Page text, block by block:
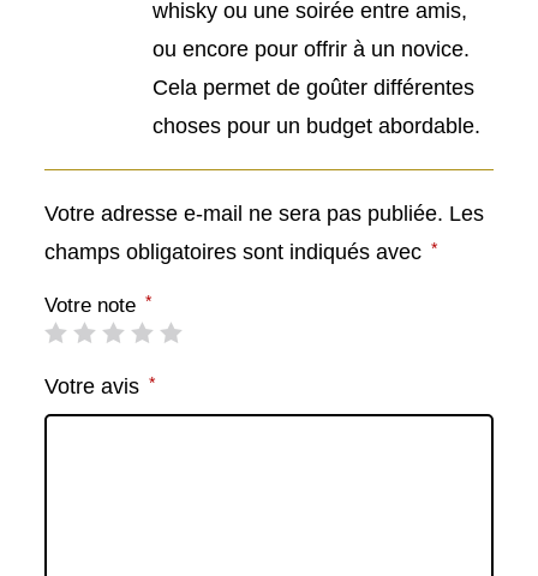
whisky ou une soirée entre amis,
ou encore pour offrir à un novice.
Cela permet de goûter différentes
choses pour un budget abordable.
Votre adresse e-mail ne sera pas publiée. Les
champs obligatoires sont indiqués avec *
Votre note *
Votre avis *